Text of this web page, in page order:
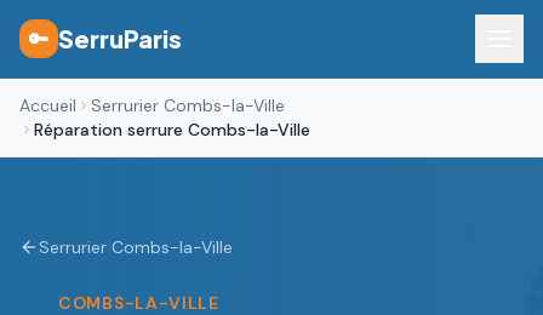
🔑 SerruParis
Accueil
Serrurier Combs-la-Ville
Réparation serrure Combs-la-Ville
Serrurier Combs-la-Ville
COMBS-LA-VILLE